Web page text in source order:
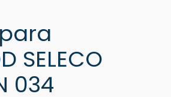
SELECO
034